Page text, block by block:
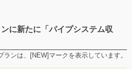
に新たに「パイプシステム収
ンは、[NEW]マークを表示しています。